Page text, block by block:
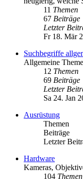
11 Themen
67 Beiträge
Letzter
Fr 18. Mär
Suchbegriffe
Allgemeine
12 Themen
69 Beiträge
Letzter
Sa 24. Jan
Ausrüstung
Themen
Beiträge
Letzter
Hardware
Kameras,
104 Themen